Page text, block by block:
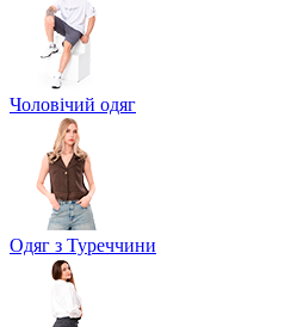
Чоловічий одяг
Одяг з Туреччини